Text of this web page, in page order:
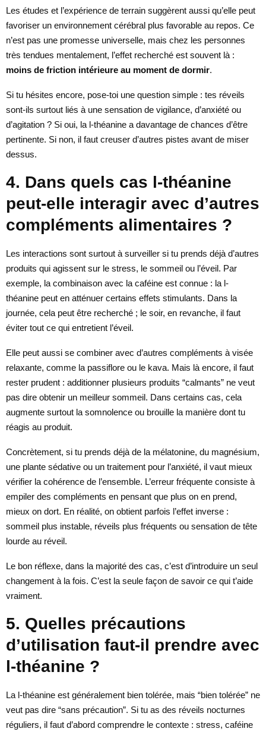
Les études et l’expérience de terrain suggèrent aussi qu’elle peut
favoriser un environnement cérébral plus favorable au repos. Ce
n’est pas une promesse universelle, mais chez les personnes
très tendues mentalement, l’effet recherché est souvent là :
moins de friction intérieure au moment de dormir.
Si tu hésites encore, pose-toi une question simple : tes réveils
sont-ils surtout liés à une sensation de vigilance, d’anxiété ou
d’agitation ? Si oui, la l-théanine a davantage de chances d’être
pertinente. Si non, il faut creuser d’autres pistes avant de miser
dessus.
4. Dans quels cas l-théanine
peut-elle interagir avec d’autres
compléments alimentaires ?
Les interactions sont surtout à surveiller si tu prends déjà d’autres
produits qui agissent sur le stress, le sommeil ou l’éveil. Par
exemple, la combinaison avec la caféine est connue : la l-
théanine peut en atténuer certains effets stimulants. Dans la
journée, cela peut être recherché ; le soir, en revanche, il faut
éviter tout ce qui entretient l’éveil.
Elle peut aussi se combiner avec d’autres compléments à visée
relaxante, comme la passiflore ou le kava. Mais là encore, il faut
rester prudent : additionner plusieurs produits “calmants” ne veut
pas dire obtenir un meilleur sommeil. Dans certains cas, cela
augmente surtout la somnolence ou brouille la manière dont tu
réagis au produit.
Concrètement, si tu prends déjà de la mélatonine, du magnésium,
une plante sédative ou un traitement pour l’anxiété, il vaut mieux
vérifier la cohérence de l’ensemble. L’erreur fréquente consiste à
empiler des compléments en pensant que plus on en prend,
mieux on dort. En réalité, on obtient parfois l’effet inverse :
sommeil plus instable, réveils plus fréquents ou sensation de tête
lourde au réveil.
Le bon réflexe, dans la majorité des cas, c’est d’introduire un seul
changement à la fois. C’est la seule façon de savoir ce qui t’aide
vraiment.
5. Quelles précautions
d’utilisation faut-il prendre avec
l-théanine ?
La l-théanine est généralement bien tolérée, mais “bien tolérée” ne
veut pas dire “sans précaution”. Si tu as des réveils nocturnes
réguliers, il faut d’abord comprendre le contexte : stress, caféine